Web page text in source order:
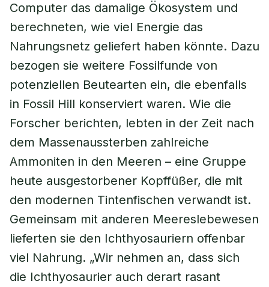
Computer das damalige Ökosystem und
berechneten, wie viel Energie das
Nahrungsnetz geliefert haben könnte. Dazu
bezogen sie weitere Fossilfunde von
potenziellen Beutearten ein, die ebenfalls
in Fossil Hill konserviert waren. Wie die
Forscher berichten, lebten in der Zeit nach
dem Massenaussterben zahlreiche
Ammoniten in den Meeren – eine Gruppe
heute ausgestorbener Kopffüßer, die mit
den modernen Tintenfischen verwandt ist.
Gemeinsam mit anderen Meereslebewesen
lieferten sie den Ichthyosauriern offenbar
viel Nahrung. „Wir nehmen an, dass sich
die Ichthyosaurier auch derart rasant